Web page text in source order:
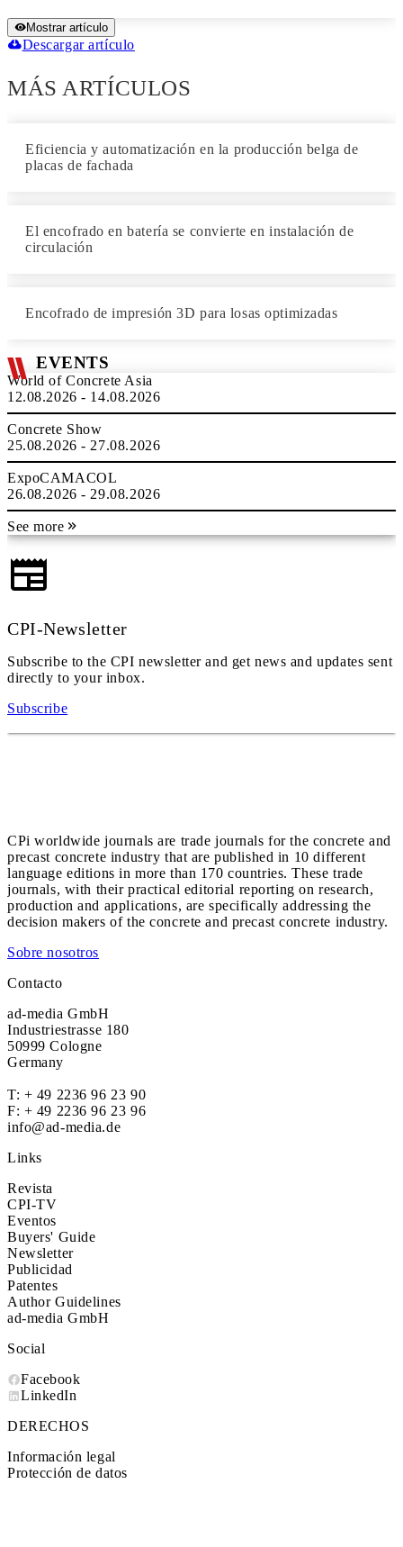
Mostrar artículo
Descargar artículo
MÁS ARTÍCULOS
Eficiencia y automatización en la producción belga de
placas de fachada
El encofrado en batería se convierte en instalación de
circulación
Encofrado de impresión 3D para losas optimizadas
EVENTS
World of Concrete Asia
12.08.2026 - 14.08.2026
Concrete Show
25.08.2026 - 27.08.2026
ExpoCAMACOL
26.08.2026 - 29.08.2026
See more
CPI-Newsletter
Subscribe to the CPI newsletter and get news and updates sent
directly to your inbox.
Subscribe
CPi worldwide journals are trade journals for the concrete and
precast concrete industry that are published in 10 different
language editions in more than 170 countries. These trade
journals, with their practical editorial reporting on research,
production and applications, are specifically addressing the
decision makers of the concrete and precast concrete industry.
Sobre nosotros
Contacto
ad-media GmbH
Industriestrasse 180
50999 Cologne
Germany
T: + 49 2236 96 23 90
F: + 49 2236 96 23 96
info@ad-media.de
Links
Revista
CPI-TV
Eventos
Buyers' Guide
Newsletter
Publicidad
Patentes
Author Guidelines
ad-media GmbH
Social
Facebook
LinkedIn
DERECHOS
Información legal
Protección de datos